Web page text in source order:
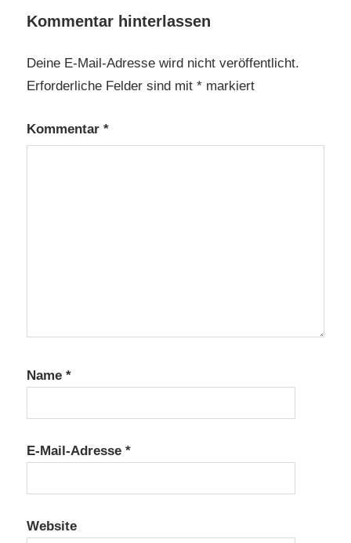
Kommentar hinterlassen
Deine E-Mail-Adresse wird nicht veröffentlicht.
Erforderliche Felder sind mit * markiert
Kommentar *
Name *
E-Mail-Adresse *
Website